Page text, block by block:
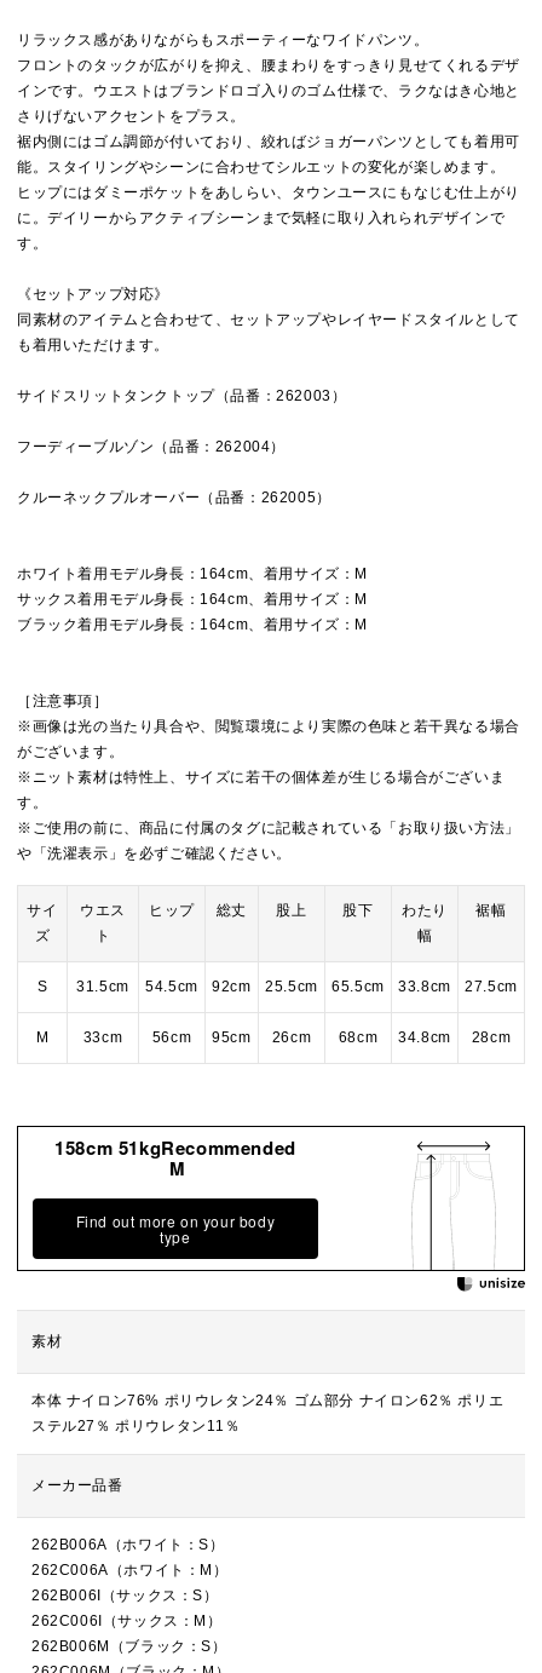
リラックス感がありながらもスポーティーなワイドパンツ。
フロントのタックが広がりを抑え、腰まわりをすっきり見せてくれるデザ
インです。ウエストはブランドロゴ入りのゴム仕様で、ラクなはき心地と
さりげないアクセントをプラス。
裾内側にはゴム調節が付いており、絞ればジョガーパンツとしても着用可
能。スタイリングやシーンに合わせてシルエットの変化が楽しめます。
ヒップにはダミーポケットをあしらい、タウンユースにもなじむ仕上がり
に。デイリーからアクティブシーンまで気軽に取り入れられデザインで
す。
《セットアップ対応》
同素材のアイテムと合わせて、セットアップやレイヤードスタイルとして
も着用いただけます。
サイドスリットタンクトップ（品番：262003）
フーディーブルゾン（品番：262004）
クルーネックプルオーバー（品番：262005）
ホワイト着用モデル身長：164cm、着用サイズ：M
サックス着用モデル身長：164cm、着用サイズ：M
ブラック着用モデル身長：164cm、着用サイズ：M
［注意事項］
※画像は光の当たり具合や、閲覧環境により実際の色味と若干異なる場合
がございます。
※ニット素材は特性上、サイズに若干の個体差が生じる場合がございま
す。
※ご使用の前に、商品に付属のタグに記載されている「お取り扱い方法」
や「洗濯表示」を必ずご確認ください。
サイ
ズ
ウエス
ト
ヒップ 総丈 股上 股下
わたり
幅
裾幅
S 31.5cm 54.5cm 92cm 25.5cm 65.5cm 33.8cm 27.5cm
M 33cm 56cm 95cm 26cm 68cm 34.8cm 28cm
158cm 51kgRecommended
M
Find out more on your body
type
素材
本体 ナイロン76% ポリウレタン24％ ゴム部分 ナイロン62％ ポリエ
ステル27％ ポリウレタン11％
メーカー品番
262B006A（ホワイト：S）
262C006A（ホワイト：M）
262B006I（サックス：S）
262C006I（サックス：M）
262B006M（ブラック：S）